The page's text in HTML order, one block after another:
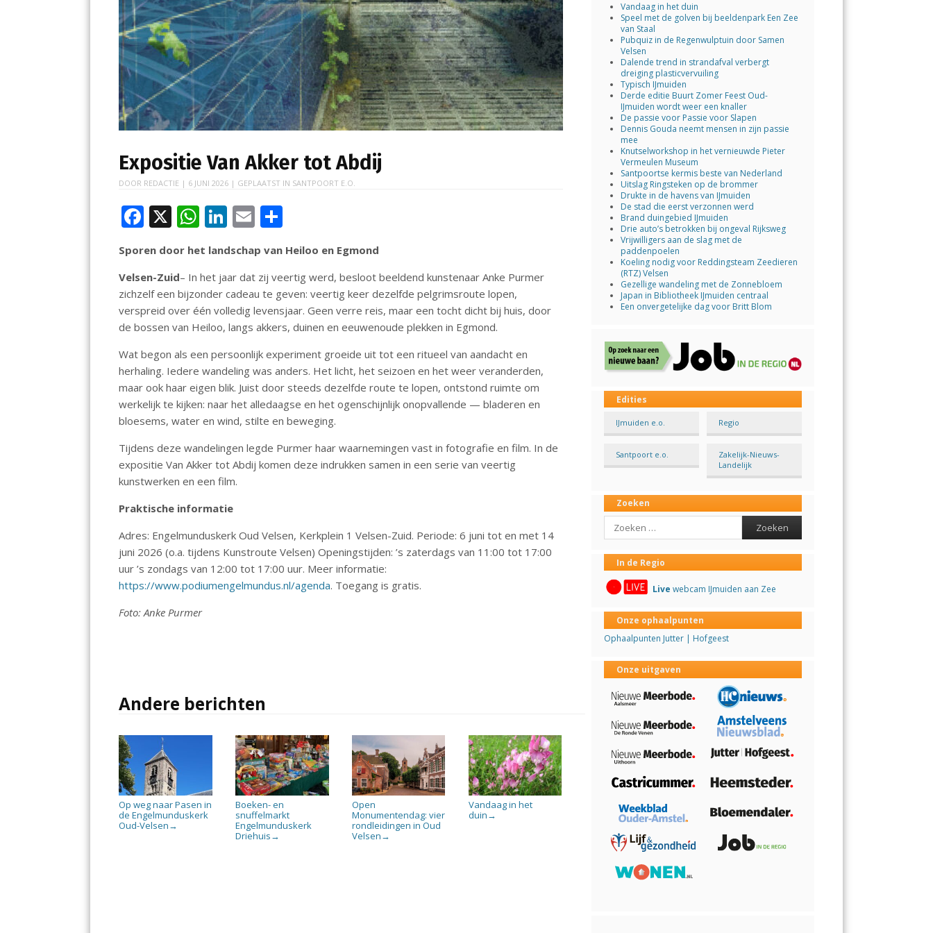
Expositie Van Akker tot Abdij
DOOR REDACTIE | 6 JUNI 2026 | GEPLAATST IN SANTPOORT E.O.
F
ac
e
b
o
o
k
X W
h
at
s
A
p
p
Li
n
k
e
dI
n
E
m
ai
l
e
n
Sporen door het landschap van Heiloo en Egmond
Velsen-Zuid– In het jaar dat zij veertig werd, besloot beeldend kunstenaar Anke Purmer
zichzelf een bijzonder cadeau te geven: veertig keer dezelfde pelgrimsroute lopen,
verspreid over één volledig levensjaar. Geen verre reis, maar een tocht dicht bij huis, door
de bossen van Heiloo, langs akkers, duinen en eeuwenoude plekken in Egmond.
Wat begon als een persoonlijk experiment groeide uit tot een ritueel van aandacht en
herhaling. Iedere wandeling was anders. Het licht, het seizoen en het weer veranderden,
maar ook haar eigen blik. Juist door steeds dezelfde route te lopen, ontstond ruimte om
werkelijk te kijken: naar het alledaagse en het ogenschijnlijk onopvallende — bladeren en
bloesems, water en wind, stilte en beweging.
Tijdens deze wandelingen legde Purmer haar waarnemingen vast in fotografie en film. In de
expositie Van Akker tot Abdij komen deze indrukken samen in een serie van veertig
kunstwerken en een film.
Praktische informatie
Adres: Engelmunduskerk Oud Velsen, Kerkplein 1 Velsen-Zuid. Periode: 6 juni tot en met 14
juni 2026 (o.a. tijdens Kunstroute Velsen) Openingstijden: ’s zaterdags van 11:00 tot 17:00
uur ’s zondags van 12:00 tot 17:00 uur. Meer informatie:
https://www.podiumengelmundus.nl/agenda. Toegang is gratis.
Foto: Anke Purmer
Andere berichten
Op weg naar Pasen in
de Engelmunduskerk
Oud-Velsen →
Boeken- en
snuffelmarkt
Engelmunduskerk
Driehuis →
Open
Monumentendag: vier
rondleidingen in Oud
Velsen →
Vandaag in het
duin →
Vandaag in het duin
Speel met de golven bij beeldenpark Een Zee
van Staal
Pubquiz in de Regenwulptuin door Samen
Velsen
Dalende trend in strandafval verbergt
dreiging plasticvervuiling
Typisch IJmuiden
Derde editie Buurt Zomer Feest Oud-
IJmuiden wordt weer een knaller
De passie voor Passie voor Slapen
Dennis Gouda neemt mensen in zijn passie
mee
Knutselworkshop in het vernieuwde Pieter
Vermeulen Museum
Santpoortse kermis beste van Nederland
Uitslag Ringsteken op de brommer
Drukte in de havens van IJmuiden
De stad die eerst verzonnen werd
Brand duingebied IJmuiden
Drie auto’s betrokken bij ongeval Rijksweg
Vrijwilligers aan de slag met de
paddenpoelen
Koeling nodig voor Reddingsteam Zeedieren
(RTZ) Velsen
Gezellige wandeling met de Zonnebloem
Japan in Bibliotheek IJmuiden centraal
Een onvergetelijke dag voor Britt Blom
Edities
IJmuiden e.o. Regio
Santpoort e.o.
Zakelijk-Nieuws-
Landelijk
Zoeken
Search
In de Regio
Live webcam IJmuiden aan Zee
Onze ophaalpunten
Ophaalpunten Jutter | Hofgeest
Onze uitgaven